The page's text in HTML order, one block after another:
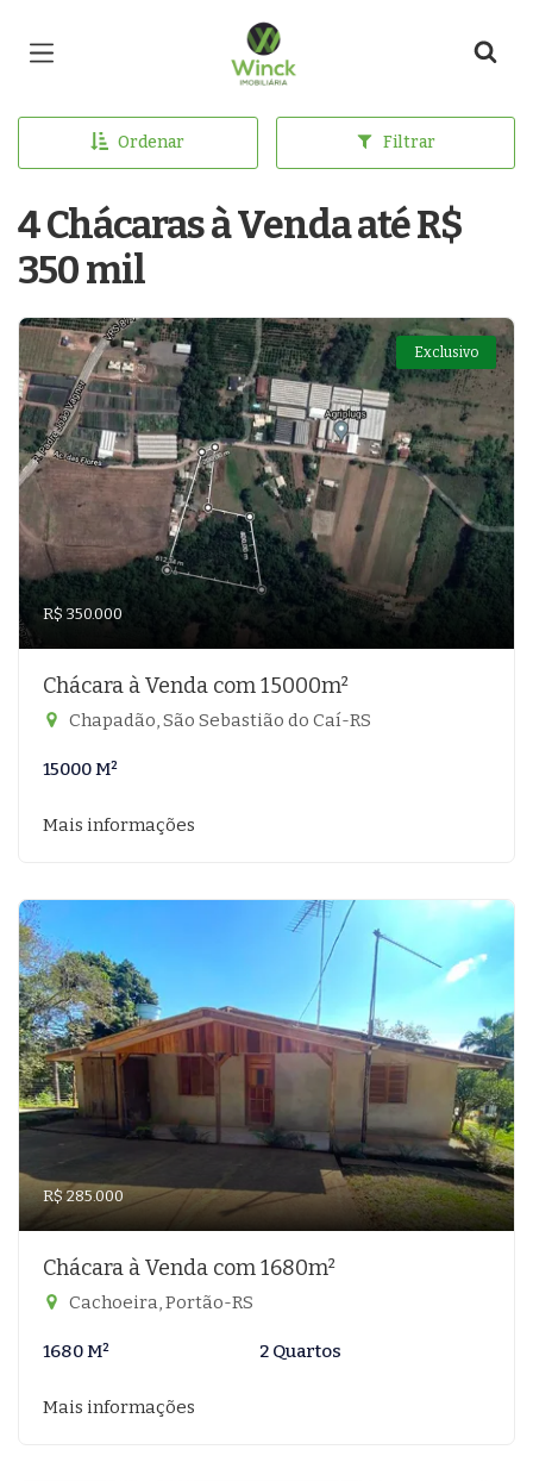
Página inicial
Ordenar Filtrar
4 Chácaras à Venda até R$
350 mil
Exclusivo
R$ 350.000
Chácara à Venda com 15000m²
Chapadão, São Sebastião do Caí-RS
15000 M²
Mais informações
R$ 285.000
Chácara à Venda com 1680m²
Cachoeira, Portão-RS
1680 M² 2 Quartos
Mais informações